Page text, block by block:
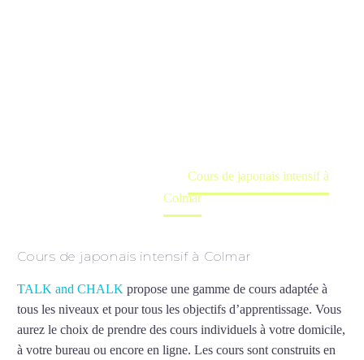
Cours de japonais intensif à
Colmar
Cours de japonais intensif à Colmar
TALK and CHALK propose une gamme de cours adaptée à
tous les niveaux et pour tous les objectifs d’apprentissage. Vous
aurez le choix de prendre des cours individuels à votre domicile,
à votre bureau ou encore en ligne. Les cours sont construits en